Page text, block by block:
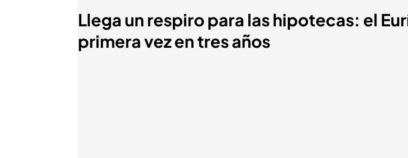
Llega un respiro para las hipotecas: el
primera vez en tres años